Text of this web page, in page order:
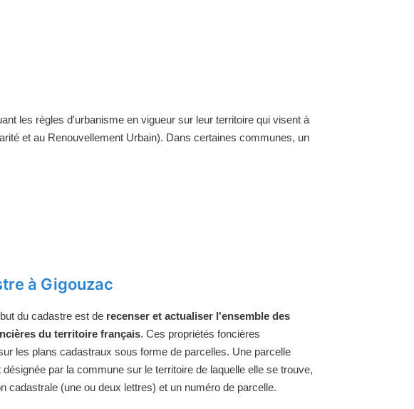
les règles d'urbanisme en vigueur sur leur territoire qui visent à
et au Renouvellement Urbain). Dans certaines communes, un
à Gigouzac
du cadastre est de recenser et actualiser l'ensemble des
du territoire français. Ces propriétés foncières
les plans cadastraux sous forme de parcelles. Une parcelle
par la commune sur le territoire de laquelle elle se trouve,
cadastrale (une ou deux lettres) et un numéro de parcelle.